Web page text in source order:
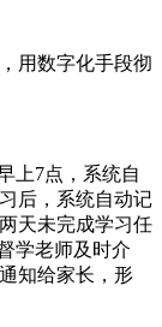
用数字化手段彻
上7点，系统自
后，系统自动记
天未完成学习任
学老师及时介
知给家长，形